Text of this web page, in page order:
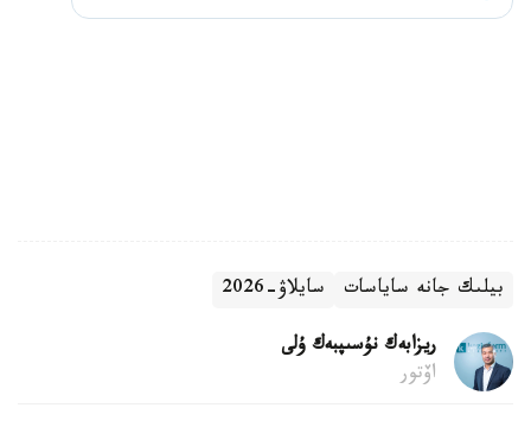
بيلىك جانە ساياسات سايلاۋ-2026
ريزابەك نۇسىپبەك ۇلى
اۆتور